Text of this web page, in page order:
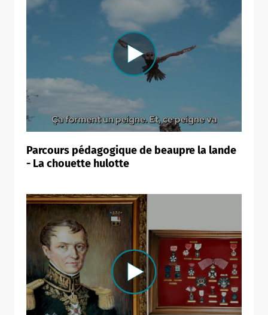
Parcours pédagogique de beaupre la lande
- La chouette hulotte